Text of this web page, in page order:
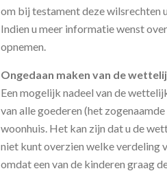
om bij testament deze wilsrechten
Indien u meer informatie wenst
opnemen.
Ongedaan maken van de
Een mogelijk nadeel van de
van alle goederen (het
woonhuis. Het kan zijn dat u de
niet kunt overzien welke verdeling
omdat een van de kinderen graag